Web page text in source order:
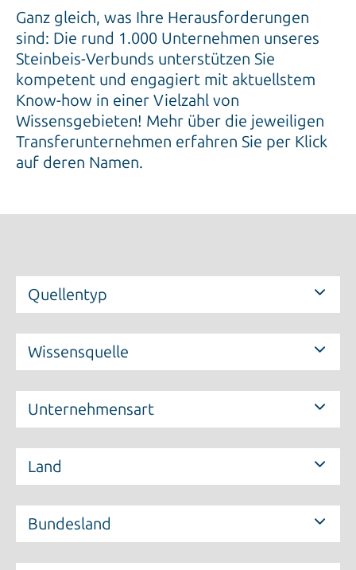
Ganz gleich, was Ihre Herausforderungen
sind: Die rund 1.000 Unternehmen unseres
Steinbeis-Verbunds unterstützen Sie
kompetent und engagiert mit aktuellstem
Know-how in einer Vielzahl von
Wissensgebieten! Mehr über die jeweiligen
Transferunternehmen erfahren Sie per Klick
auf deren Namen.
Quellentyp
Wissensquelle
Unternehmensart
Land
Bundesland